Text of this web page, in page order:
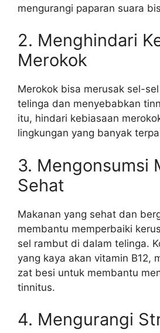
mengurangi paparan suara
2. Menghindari
Merokok
Merokok bisa merusak sel-
telinga dan menyebabkan
itu, hindari kebiasaan
lingkungan yang banyak
3. Mengonsumsi
Sehat
Makanan yang sehat dan
membantu memperbaiki
sel rambut di dalam telinga.
yang kaya akan vitamin B12,
zat besi untuk membantu
tinnitus.
4. Mengurangi